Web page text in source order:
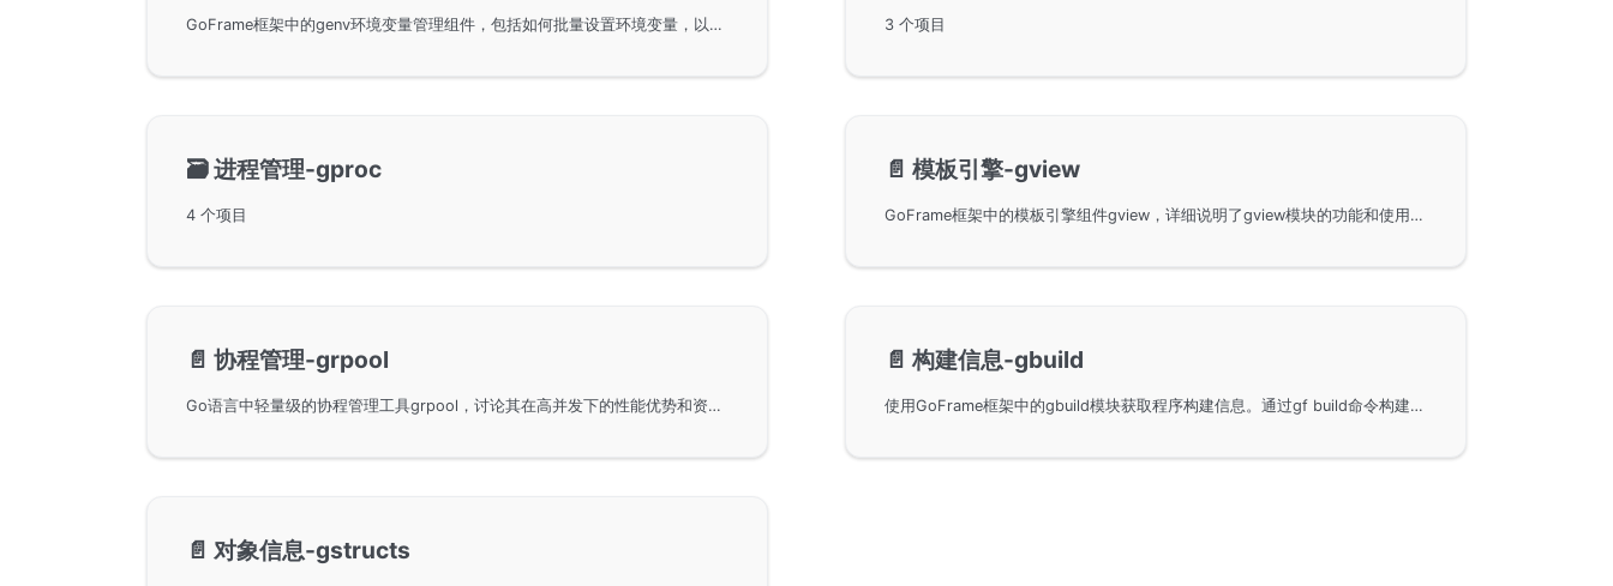
GoFrame框架中的genv环境变量管理组件，包括如何批量设置环境变量，以及如何通过命令行选项获取环境变量。当某个环境变量不存在时，支持从命令行选项读取。此外，还涵盖了环境变量的添加、删除、及其命名转换规则等内容。 3 个项目
🗃️进程管理-gproc
4 个项目
📄️ 模板引擎-gview
GoFrame框架中的模板引擎组件gview，详细说明了gview模块的功能和使用方法。通过对核心组件模板引擎的讲解，帮助用户理解和应用gview模块实现复杂的模板引擎功能。
📄️ 协程管理-grpool
Go语言中轻量级的协程管理工具grpool，讨论其在高并发下的性能优势和资源复用。通过池化技术，对大量goroutine进行管理，以降低内存占用和优化全局调度，适用于异步任务和内存使用率要求高的场景。
📄️ 构建信息-gbuild
使用GoFrame框架中的gbuild模块获取程序构建信息。通过gf build命令构建程序后，您可以通过gbuild模块访问这些构建信息。本模块是GoFrame框架的一部分，支持Go语言的软件开发者快速检索和利用构建数据，提供了简单易用的接口文档。
📄️ 对象信息-gstructs